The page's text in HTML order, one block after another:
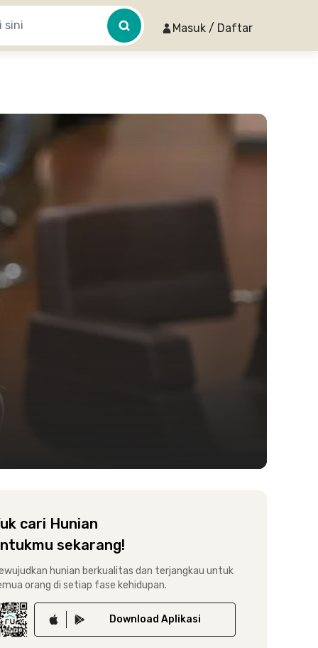
Masuk / Daftar
cari Hunian
sekarang!
hunian berkualitas dan terjangkau untuk
orang di setiap fase kehidupan.
Download Aplikasi